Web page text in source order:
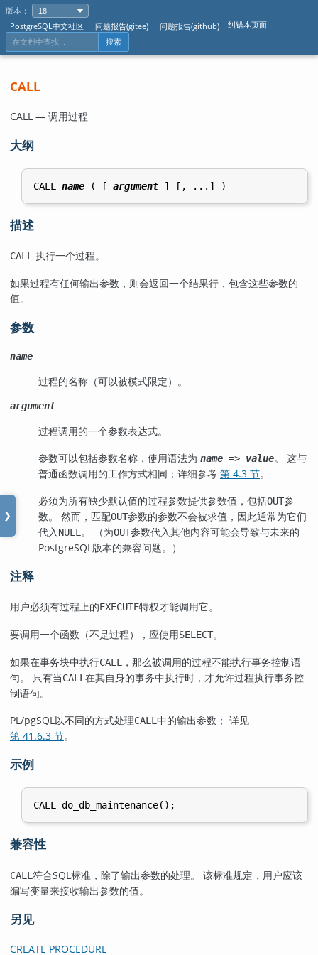
版本：
PostgreSQL中文社区
问题报告(gitee) 问题报告(github) 纠错本页面
搜索
❯
CALL
CALL — 调用过程
大纲
CALL name ( [ argument
描述
CALL 执行一个过程。
如果过程有任何输出参数，则会返回一个结果行，包含这些参数的
值。
参数
name
过程的名称（可以被模式限定）。
argument
过程调用的一个参数表达式。
参数可以包括参数名称，使用语法为 name => value。 这与
普通函数调用的工作方式相同；详细参考 第 4.3 节。
必须为所有缺少默认值的过程参数提供参数值，包括OUT参
数。 然而，匹配OUT参数的参数不会被求值，因此通常为它们
代入 NULL 。 （为OUT参数代入其他内容可能会导致与未来的
PostgreSQL 版本的兼容问题。）
注释
用户必须有过程上的EXECUTE特权才能调用它。
要调用一个函数（不是过程），应使用SELECT。
如果在事务块中执行CALL
，那么被调用的过程不能执行事务控制语
句。 只有当CALL 在其自身的事务中执行时，才允许过程执行事务控
制语句。
PL/pgSQL 以不同的方式处理CALL 中的输出参数； 详见
第 41.6.3 节。
示例
兼容性
CALL 符合SQL标准，除了输出参数的处理。 该标准规定，用户应该
编写变量来接收输出参数的值。
另见
CREATE PROCEDURE